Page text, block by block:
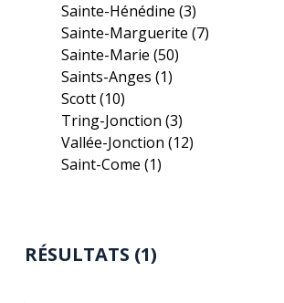
Sainte-Hénédine(3)
Sainte-Marguerite(7)
Sainte-Marie(50)
Saints-Anges(1)
Scott(10)
Tring-Jonction(3)
Vallée-Jonction(12)
Saint-Come(1)
RÉSULTATS (1)